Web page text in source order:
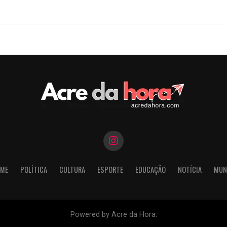
POLÍTICA CULTURA ESPORTE EDUCAÇÃO NOTÍCIA
Powered by Acre da Hora.